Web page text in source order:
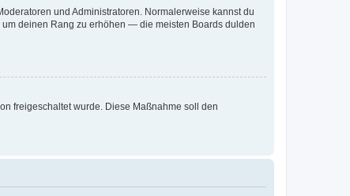
und Administratoren. Normalerweise kannst du
deinen Rang zu erhöhen — die meisten Boards dulden
freigeschaltet wurde. Diese Maßnahme soll den